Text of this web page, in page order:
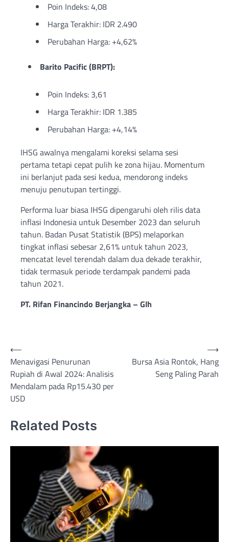
Poin Indeks: 4,08
Harga Terakhir: IDR 2.490
Perubahan Harga: +4,62%
Barito Pacific (BRPT):
Poin Indeks: 3,61
Harga Terakhir: IDR 1.385
Perubahan Harga: +4,14%
IHSG awalnya mengalami koreksi selama sesi
pertama tetapi cepat pulih ke zona hijau. Momentum
ini berlanjut pada sesi kedua, mendorong indeks
menuju penutupan tertinggi.
Performa luar biasa IHSG dipengaruhi oleh rilis data
inflasi Indonesia untuk Desember 2023 dan seluruh
tahun. Badan Pusat Statistik (BPS) melaporkan
tingkat inflasi sebesar 2,61% untuk tahun 2023,
mencatat level terendah dalam dua dekade terakhir,
tidak termasuk periode terdampak pandemi pada
tahun 2021.
PT. Rifan Financindo Berjangka – Glh
Post
navigation
⟵
Menavigasi Penurunan
Rupiah di Awal 2024: Analisis
Mendalam pada Rp15.430 per
USD
Bursa Asia Rontok, Hang
Seng Paling Parah
⟶
Related Posts